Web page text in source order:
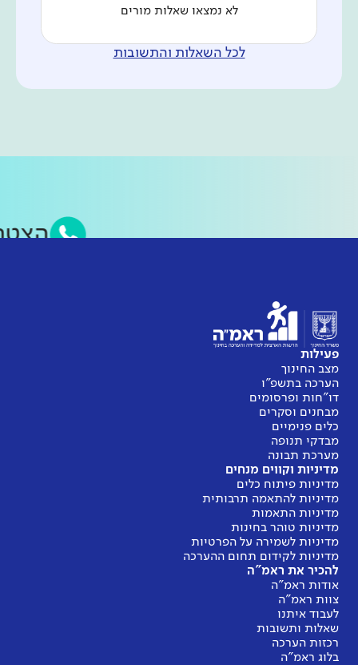
לא נמצאו שאלות מורים
לכל השאלות והתשובות
פעילות
מצב החינוך
הערכה בתשפ"ו
דו"חות ופרסומים
מבחנים וסקרים
כלים פנימיים
מבדקי תנופה
מערכת תבונה
מדיניות וקווים מנחים
מדיניות פיתוח כלים
מדיניות להתאמה תרבותית
מדיניות התאמות
מדיניות טוהר בחינות
מדיניות לשמירה על הפרטיות
מדיניות לקידום תחום ההערכה
להכיר את ראמ"ה
אודות ראמ"ה
צוות ראמ"ה
לעבוד איתנו
שאלות ותשובות
רכזות הערכה
בלוג ראמ"ה